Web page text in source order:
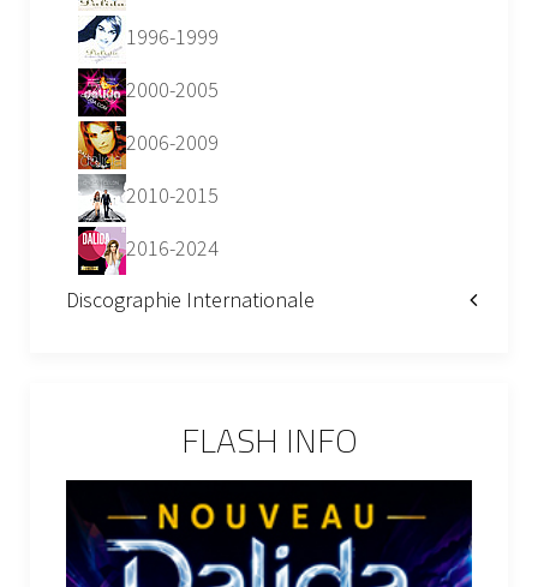
1996-1999
2000-2005
2006-2009
2010-2015
2016-2024
Discographie Internationale
FLASH INFO